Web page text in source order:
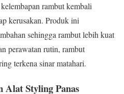
rambut kembali
kerusakan. Produk ini
sehingga rambut lebih kuat
perawatan rutin, rambut
terkena sinar matahari.
Alat Styling Panas